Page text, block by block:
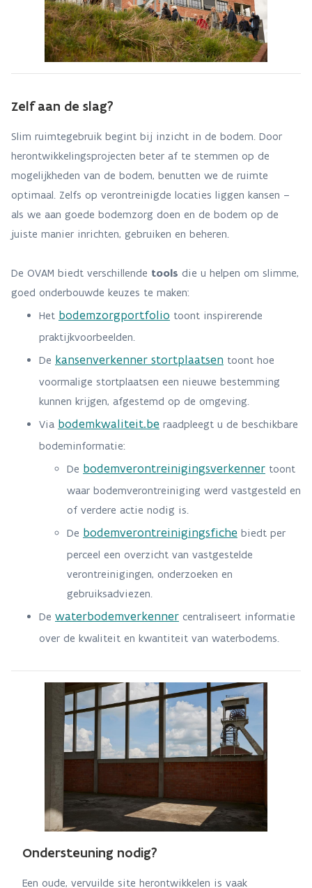
Zelf aan de slag?
Slim ruimtegebruik begint bij inzicht in de bodem. Door
herontwikkelingsprojecten beter af te stemmen op de
mogelijkheden van de bodem, benutten we de ruimte
optimaal. Zelfs op verontreinigde locaties liggen kansen –
als we aan goede bodemzorg doen en de bodem op de
juiste manier inrichten, gebruiken en beheren.
De OVAM biedt verschillende tools die u helpen om slimme,
goed onderbouwde keuzes te maken:
Het bodemzorgportfolio toont inspirerende
praktijkvoorbeelden.
De kansenverkenner stortplaatsen toont hoe
voormalige stortplaatsen een nieuwe bestemming
kunnen krijgen, afgestemd op de omgeving.
Via bodemkwaliteit.be raadpleegt u de beschikbare
bodeminformatie:
De bodemverontreinigingsverkenner toont
waar bodemverontreiniging werd vastgesteld en
of verdere actie nodig is.
De bodemverontreinigingsfiche biedt per
perceel een overzicht van vastgestelde
verontreinigingen, onderzoeken en
gebruiksadviezen.
De waterbodemverkenner centraliseert informatie
over de kwaliteit en kwantiteit van waterbodems.
Ondersteuning nodig?
Een oude, vervuilde site herontwikkelen is vaak